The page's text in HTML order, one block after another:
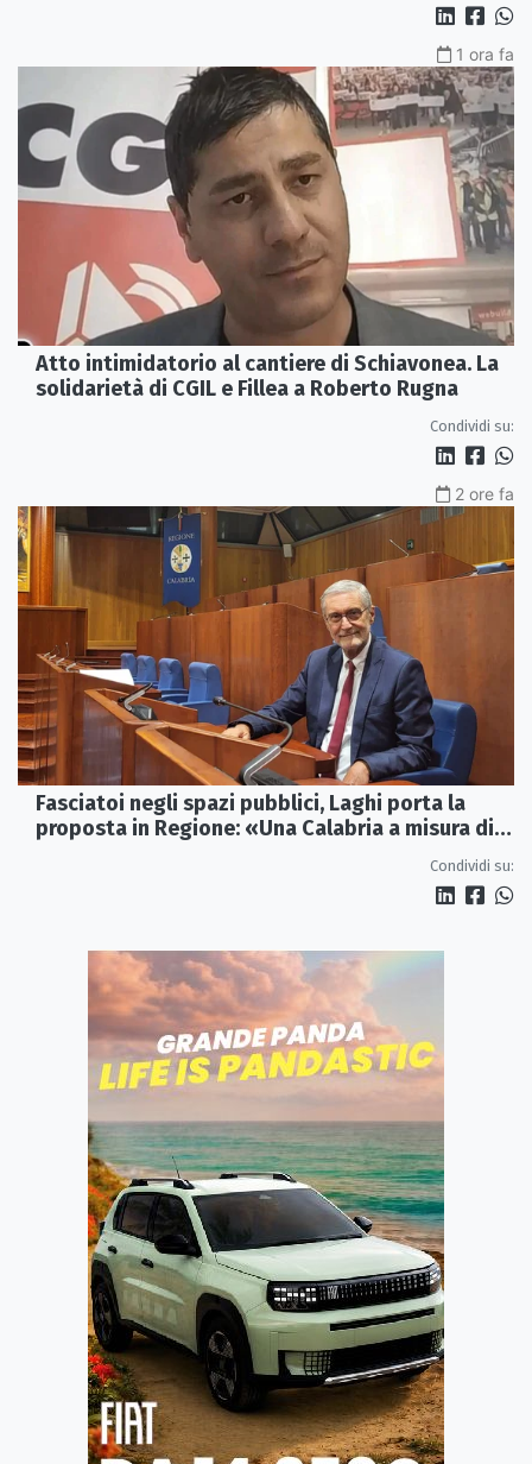
1 ora fa
Atto intimidatorio al cantiere di Schiavonea. La
solidarietà di CGIL e Fillea a Roberto Rugna
Condividi su:
2 ore fa
Fasciatoi negli spazi pubblici, Laghi porta la
proposta in Regione: «Una Calabria a misura di
Condividi su: